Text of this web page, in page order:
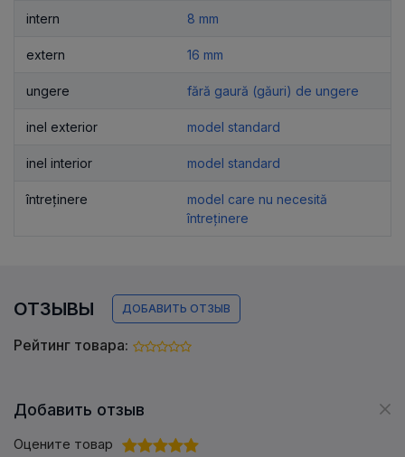
intern 8 mm
extern 16 mm
ungere fără gaură (găuri) de ungere
inel exterior model standard
inel interior model standard
întreținere
model care nu necesită
întreținere
ОТЗЫВЫ ДОБАВИТЬ ОТЗЫВ
Рейтинг товара:
Добавить отзыв
Оцените товар